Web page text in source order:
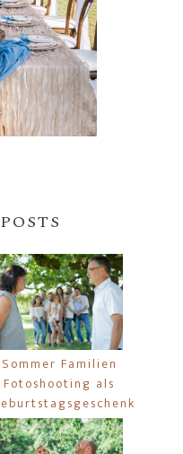
Sommer Familien
Fotoshooting als